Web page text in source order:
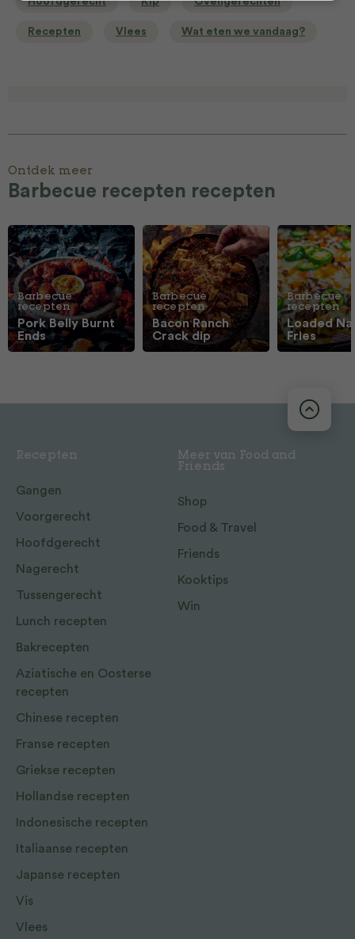
Recepten Vlees Wat eten we vandaag?
Ontdek meer
Barbecue recepten recepten
Barbecue
recepten
Pork Belly Burnt
Ends
Barbecue
recepten
Bacon Ranch
Crack dip
Barbecue
recepten
Loaded
Fries
Recepten
Gangen
Voorgerecht
Hoofdgerecht
Nagerecht
Tussengerecht
Lunch recepten
Bakrecepten
Aziatische en Oosterse
recepten
Chinese recepten
Franse recepten
Griekse recepten
Hollandse recepten
Indonesische recepten
Italiaanse recepten
Japanse recepten
Vis
Vlees
Meer van Food and
Friends
Shop
Food & Travel
Friends
Kooktips
Win